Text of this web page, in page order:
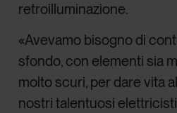
retroilluminazione.
«Avevamo bisogno di
sfondo, con elementi sia
molto scuri, per dare vita
nostri talentuosi